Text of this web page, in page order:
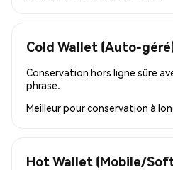
Cold Wallet (Auto-
Conservation hors ligne sûre
phrase.
Meilleur pourconservation à
Hot Wallet (Mobile/